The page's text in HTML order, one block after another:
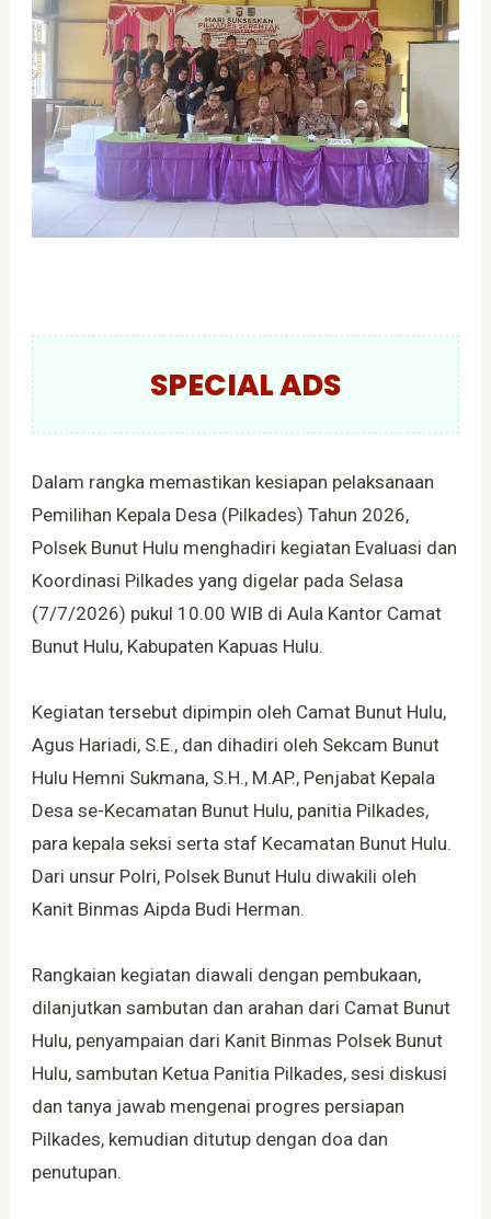
SPECIAL ADS
Dalam rangka memastikan kesiapan pelaksanaan
Pemilihan Kepala Desa (Pilkades) Tahun 2026,
Polsek Bunut Hulu menghadiri kegiatan Evaluasi dan
Koordinasi Pilkades yang digelar pada Selasa
(7/7/2026) pukul 10.00 WIB di Aula Kantor Camat
Bunut Hulu, Kabupaten Kapuas Hulu.
Kegiatan tersebut dipimpin oleh Camat Bunut Hulu,
Agus Hariadi, S.E., dan dihadiri oleh Sekcam Bunut
Hulu Hemni Sukmana, S.H., M.AP., Penjabat Kepala
Desa se-Kecamatan Bunut Hulu, panitia Pilkades,
para kepala seksi serta staf Kecamatan Bunut Hulu.
Dari unsur Polri, Polsek Bunut Hulu diwakili oleh
Kanit Binmas Aipda Budi Herman.
Rangkaian kegiatan diawali dengan pembukaan,
dilanjutkan sambutan dan arahan dari Camat Bunut
Hulu, penyampaian dari Kanit Binmas Polsek Bunut
Hulu, sambutan Ketua Panitia Pilkades, sesi diskusi
dan tanya jawab mengenai progres persiapan
Pilkades, kemudian ditutup dengan doa dan
penutupan.